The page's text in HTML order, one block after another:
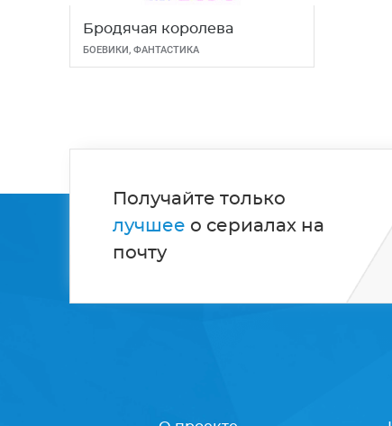
Бродячая королева
БОЕВИКИ, ФАНТАСТИКА
Получайте только
лучшее о сериалах на
почту